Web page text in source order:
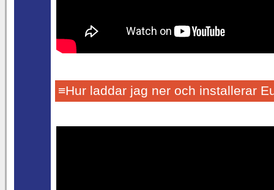
≡Hur laddar jag ner och installerar